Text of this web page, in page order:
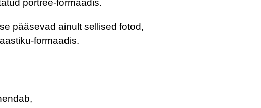
portree-formaadis.
pääsevad ainult sellised fotod,
formaadis.